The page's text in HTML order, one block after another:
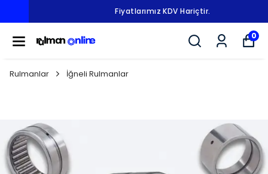
Fiyatlarımız KDV Hariçtir.
0
Rulmanlar İğneli Rulmanlar